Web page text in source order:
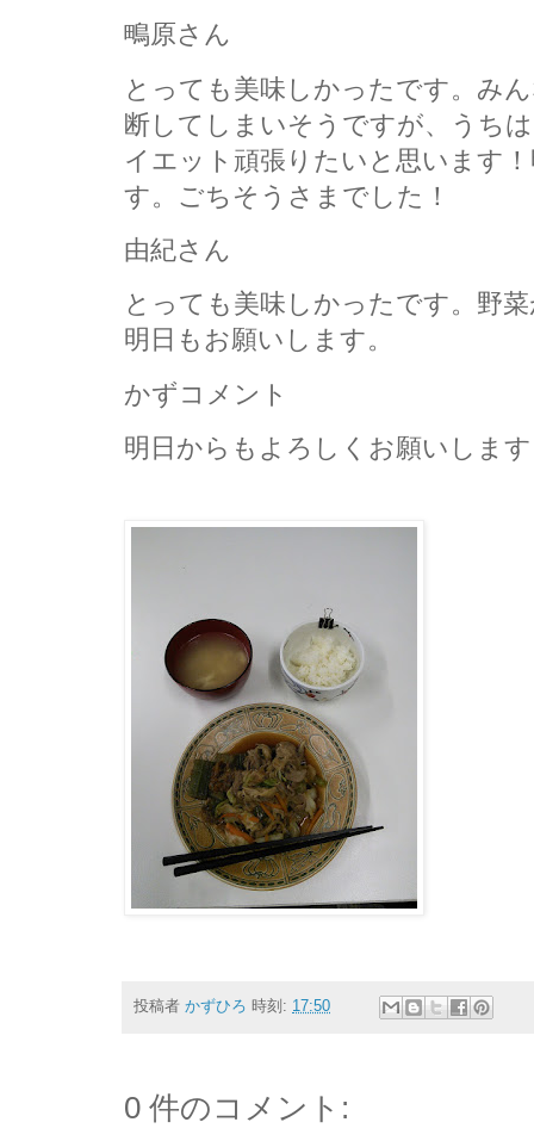
鴫原さん
とっても美味しかったです。み
断してしまいそうですが、うち
イエット頑張りたいと思います
す。ごちそうさまでした！
由紀さん
とっても美味しかったです。野
明日もお願いします。
かずコメント
明日からもよろしくお願いしま
投稿者 かずひろ 時刻: 17:50
0 件のコメント: